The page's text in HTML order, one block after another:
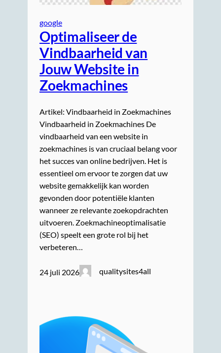
google
Optimaliseer de
Vindbaarheid van
Jouw Website in
Zoekmachines
Artikel: Vindbaarheid in Zoekmachines
Vindbaarheid in Zoekmachines De
vindbaarheid van een website in
zoekmachines is van cruciaal belang voor
het succes van online bedrijven. Het is
essentieel om ervoor te zorgen dat uw
website gemakkelijk kan worden
gevonden door potentiële klanten
wanneer ze relevante zoekopdrachten
uitvoeren. Zoekmachineoptimalisatie
(SEO) speelt een grote rol bij het
verbeteren…
24 juli 2026 qualitysites4all